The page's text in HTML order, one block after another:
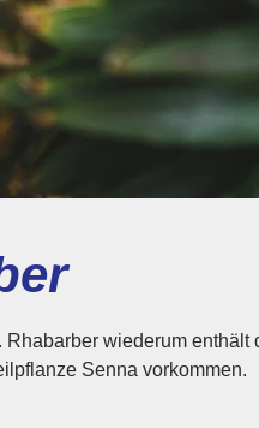
Senna vorkommen.